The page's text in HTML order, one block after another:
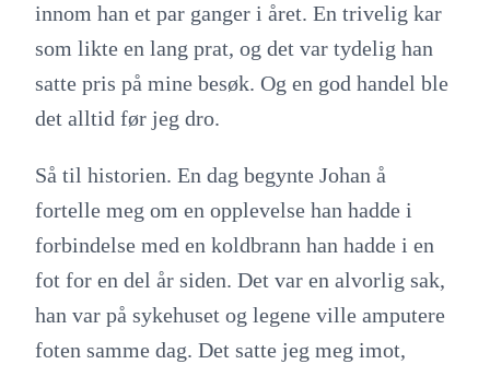
innom han et par ganger i året. En trivelig kar
som likte en lang prat, og det var tydelig han
satte pris på mine besøk. Og en god handel ble
det alltid før jeg dro.
Så til historien. En dag begynte Johan å
fortelle meg om en opplevelse han hadde i
forbindelse med en koldbrann han hadde i en
fot for en del år siden. Det var en alvorlig sak,
han var på sykehuset og legene ville amputere
foten samme dag. Det satte jeg meg imot,